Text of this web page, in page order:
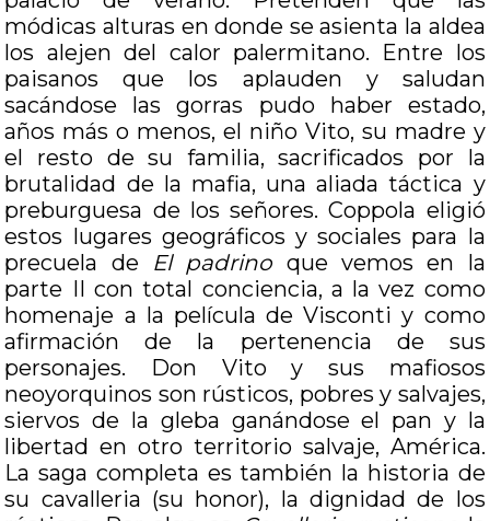
módicas alturas en donde se asienta la aldea
los alejen del calor palermitano. Entre los
paisanos que los aplauden y saludan
sacándose las gorras pudo haber estado,
años más o menos, el niño Vito, su madre y
el resto de su familia, sacrificados por la
brutalidad de la mafia, una aliada táctica y
preburguesa de los señores. Coppola eligió
estos lugares geográficos y sociales para la
precuela de El padrinoque vemos en la
parte II con total conciencia, a la vez como
homenaje a la película de Visconti y como
afirmación de la pertenencia de sus
personajes. Don Vito y sus mafiosos
neoyorquinos son rústicos, pobres y salvajes,
siervos de la gleba ganándose el pan y la
libertad en otro territorio salvaje, América.
La saga completa es también la historia de
su cavalleria (su honor), la dignidad de los